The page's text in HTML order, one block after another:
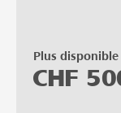
Plus disponible
CHF